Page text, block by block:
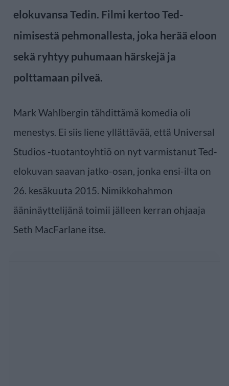
elokuvansa Tedin. Filmi kertoo Ted-
nimisestä pehmonallesta, joka herää eloon
sekä ryhtyy puhumaan härskejä ja
polttamaan pilveä.
Mark Wahlbergin tähdittämä komedia oli
menestys. Ei siis liene yllättävää, että Universal
Studios -tuotantoyhtiö on nyt varmistanut Ted-
elokuvan saavan jatko-osan, jonka ensi-ilta on
26. kesäkuuta 2015. Nimikkohahmon
ääninäyttelijänä toimii jälleen kerran ohjaaja
Seth MacFarlane itse.